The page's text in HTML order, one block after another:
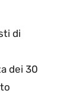
di
dei 30